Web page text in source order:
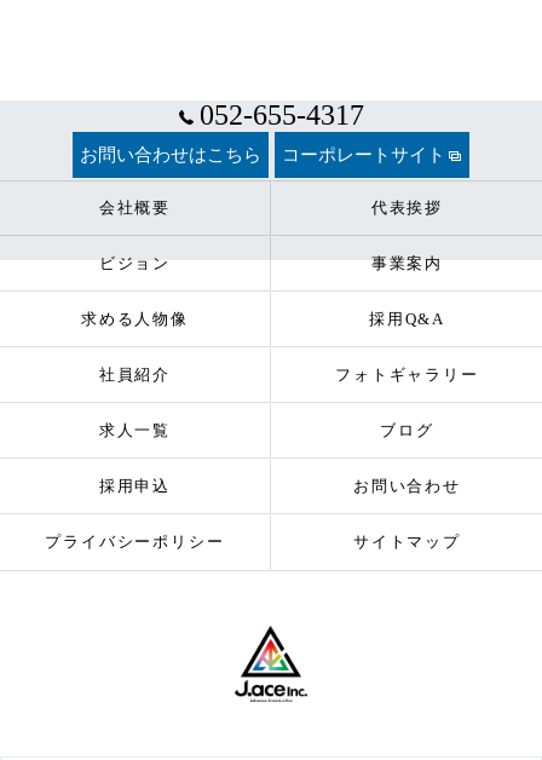
052-655-4317
お問い合わせはこちら コーポレートサイト
会社概要 代表挨拶
ビジョン 事業案内
求める人物像 採用Q&A
社員紹介 フォトギャラリー
求人一覧 ブログ
採用申込 お問い合わせ
プライバシーポリシー サイトマップ